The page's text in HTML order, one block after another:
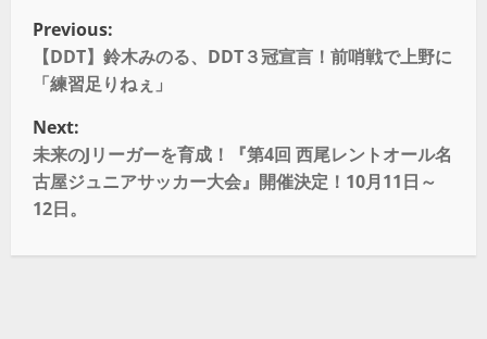
Previous:
【DDT】鈴木みのる、DDT３冠宣言！前哨戦で上野に
「練習足りねぇ」
Next:
未来のJリーガーを育成！『第4回 西尾レントオール名
古屋ジュニアサッカー大会』開催決定！10月11日～
12日。